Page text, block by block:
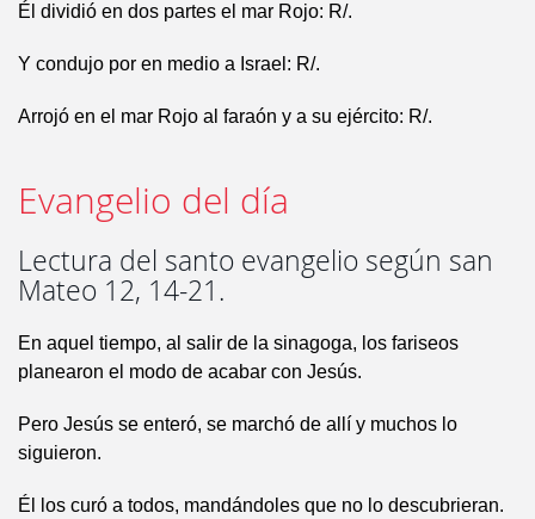
Él dividió en dos partes el mar Rojo: R/.
Y condujo por en medio a Israel: R/.
Arrojó en el mar Rojo al faraón y a su ejército: R/.
Evangelio del día
Lectura del santo evangelio según san
Mateo 12, 14-21.
En aquel tiempo, al salir de la sinagoga, los fariseos
planearon el modo de acabar con Jesús.
Pero Jesús se enteró, se marchó de allí y muchos lo
siguieron.
Él los curó a todos, mandándoles que no lo descubrieran.